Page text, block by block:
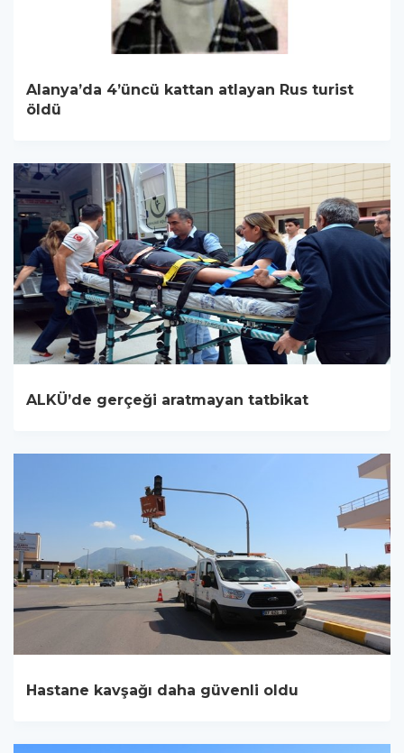
Alanya’da 4’üncü kattan atlayan Rus turist
öldü
ALKÜ’de gerçeği aratmayan tatbikat
Hastane kavşağı daha güvenli oldu